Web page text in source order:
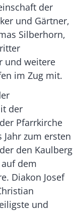
der
und Gärtner,
Silberhorn,
und weitere
im Zug mit.
der
Pfarrkirche
zum ersten
den Kaulberg
dem
Diakon Josef
und